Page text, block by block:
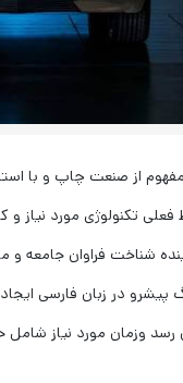
از صنعت چاپ و با
تکنولوژی مورد نیاز و
فراوان جامعه و
پیشرو در زبان فارسی
رسد وزمان مورد نیاز